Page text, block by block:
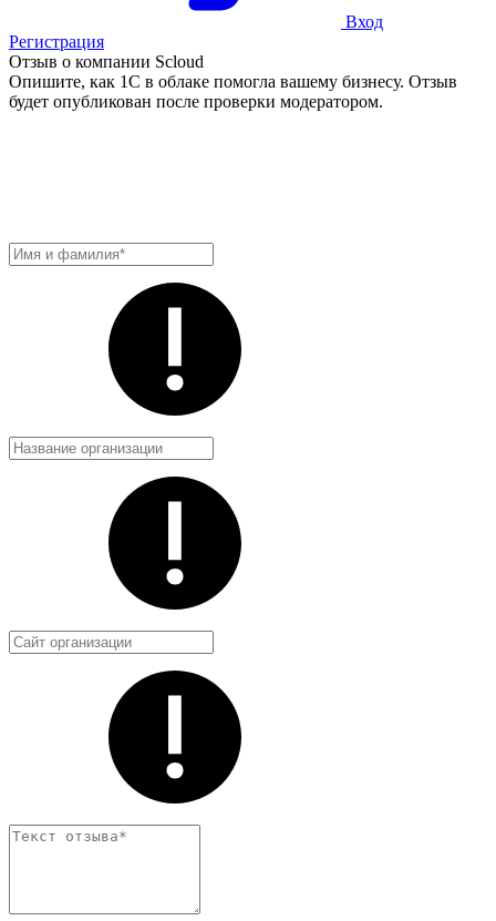
Вход
Регистрация
Отзыв о компании Scloud
Опишите, как 1С в облаке помогла вашему бизнесу. Отзыв
будет опубликован после проверки модератором.